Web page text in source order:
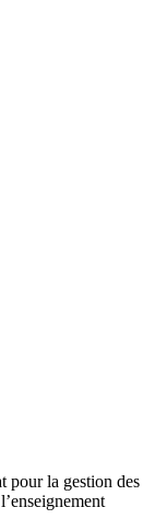
pour la gestion des